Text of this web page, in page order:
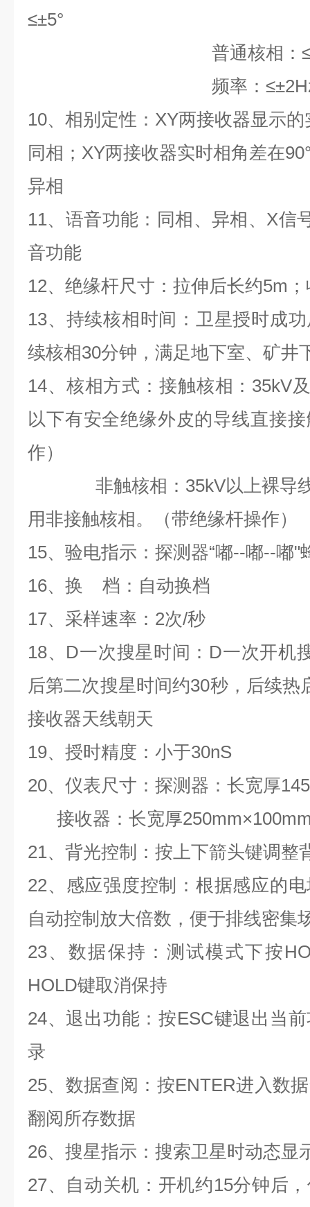
≤±5°
普通核相：
频率：
10、相别定性：XY两接收器显示的
同相；XY两接收器实时相角差在
异相
11、语音功能：同相、异相、X信
音功能
12、绝缘杆尺寸：拉伸后长约5m
13、持续核相时间：卫星授时成
续核相30分钟，满足地下室、矿井
14、核相方式：接触核相：35kV
以下有安全绝缘外皮的导线直接
作）
非触核相：35kV以上裸导线
用非接触核相。（带绝缘杆操作）
15、验电指示：探测器“嘟--嘟--嘟"
16、换 档：自动换档
17、采样速率：2次/秒
18、D一次搜星时间：D一次开机
后第二次搜星时间约30秒，后续热
接收器天线朝天
19、授时精度：小于30nS
20、仪表尺寸：探测器：长宽厚
接收器：长宽厚
21、背光控制：按上下箭头键调整
22、感应强度控制：根据感应的
自动控制放大倍数，便于排线密集
23、数据保持：测试模式下按
HOLD键取消保持
24、退出功能：按ESC键退出当
录
25、数据查阅：按ENTER进入数
翻阅所存数据
26、搜星指示：搜索卫星时动态显
27、自动关机：开机约15分钟后